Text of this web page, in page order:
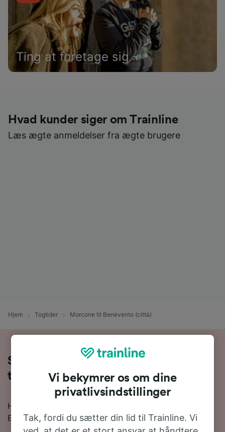
Ting at foretage sig
Hvad kunder siger om Trainline
Læs ægte anmeldelser fra ægte brugere
Hjem Togtider Morcone til Benevento (città)
Sådan rejser du med tog fra Morcone
til Benevento (città)
Hvis du ønsker at rejse med toetg fra Morcone til
Benevento (città), så er du kommet til det rette sted.
Vi bekymrer os om dine
privatlivsindstillinger
Tak, fordi du sætter din lid til Trainline. Vi